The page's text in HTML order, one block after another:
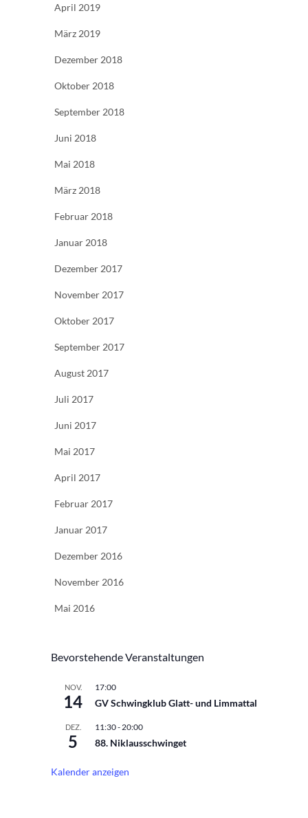
April 2019
März 2019
Dezember 2018
Oktober 2018
September 2018
Juni 2018
Mai 2018
März 2018
Februar 2018
Januar 2018
Dezember 2017
November 2017
Oktober 2017
September 2017
August 2017
Juli 2017
Juni 2017
Mai 2017
April 2017
Februar 2017
Januar 2017
Dezember 2016
November 2016
Mai 2016
Bevorstehende Veranstaltungen
NOV.
14
17:00
GV Schwingklub Glatt- und Limmattal
DEZ.
5
11:30- 20:00
88. Niklausschwinget
Kalender anzeigen